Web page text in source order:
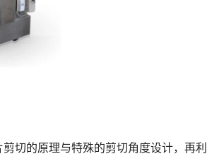
切的原理与特殊的剪切角度设计，再利